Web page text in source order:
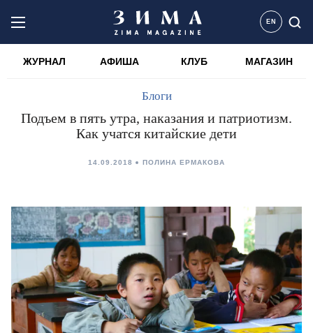
EN
ЖУРНАЛ АФИША КЛУБ МАГАЗИН
Блоги
Подъем в пять утра, наказания и патриотизм.
Как учатся китайские дети
14.09.2018 ПОЛИНА ЕРМАКОВА